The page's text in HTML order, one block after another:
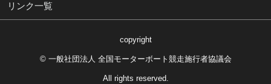
リンク一覧
copyright
© 一般社団法人 全国モーターボート競走施行者協議会
All rights reserved.